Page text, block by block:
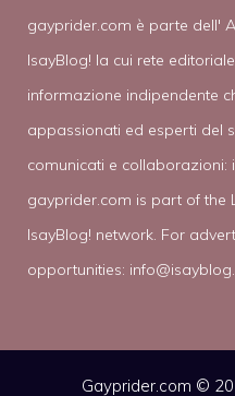
gayprider.com è parte dell'
IsayBlog! la cui rete
informazione indipendente
appassionati ed esperti del
comunicati e collaborazioni:
gayprider.com is part of the
IsayBlog! network. For
opportunities:
Gayprider.com ©